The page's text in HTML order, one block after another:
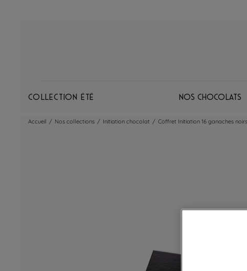
Collection Été Nos chocolats
Accueil / Nos collections / Initiation chocolat / Coffret Initiation 16 ganaches